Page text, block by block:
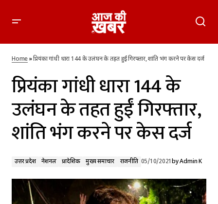
पर केस दर्ज
Home»प्रियंका गांधी धारा 144 के उलंघन के तहत हुईं गिरफ्तार, शांति भंग करने पर केस दर्ज
प्रियंका गांधी धारा 144 के
उलंघन के तहत हुईं गिरफ्तार,
शांति भंग करने पर केस दर्ज
उत्तर प्रदेश नेशनल प्रादेशिक मुख्य समाचार राजनीति 05/10/2021byAdmin K